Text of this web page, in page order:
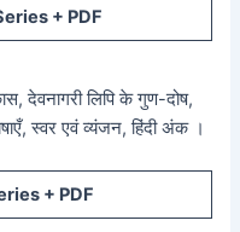
+ PDF
देवनागरी लिपि के गुण-दोष,
स्वर एवं व्यंजन, हिंदी अंक ।
+ PDF